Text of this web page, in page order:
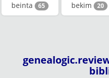
beinta 65 bekim 20